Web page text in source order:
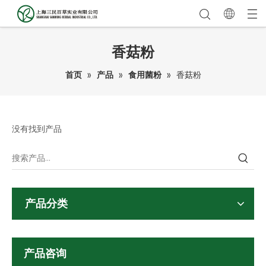
香菇粉
首页 » 产品 » 食用菌粉 » 香菇粉
没有找到产品
产品分类
产品咨询